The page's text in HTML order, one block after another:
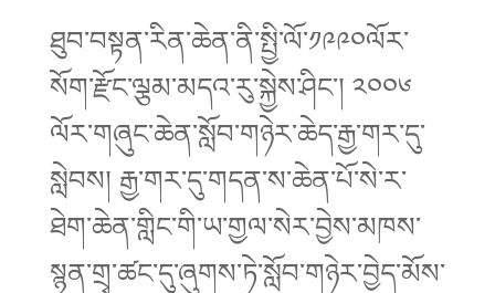
ཐུབ་བསྟན་རིན་ཆེན་ནི་སྤྱི་ལོ་༡༩༩༠ལོར་
སོག་རྫོང་ལྕམ་མདའ་རུ་སྐྱེས་ཤིང་། ༢༠༠༦
ལོར་གཞུང་ཆེན་སློབ་གཉེར་ཆེད་རྒྱ་གར་དུ་
སླེབས། རྒྱ་གར་དུ་གདན་ས་ཆེན་པོ་སེ་ར་
ཐེག་ཆེན་གླིང་གི་ཡ་གྱལ་སེར་བྱེས་མཁས་
སྙན་གྲྭ་ཚང་དུ་ཞུགས་ཏེ་སློབ་གཉེར་བྱེད་མོས་